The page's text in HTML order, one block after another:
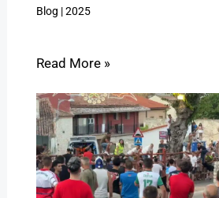
Blog |2025
Read More »